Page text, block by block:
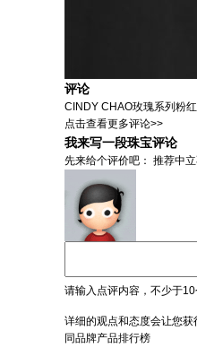
评论
CINDY CHAO玫瑰系列粉
点击查看更多评论>>
我来写一段珠宝评论
先来给个评价吧： 推荐中立
请输入点评内容，不少于
详细的观点和态度会让您获
同品牌产品排行榜